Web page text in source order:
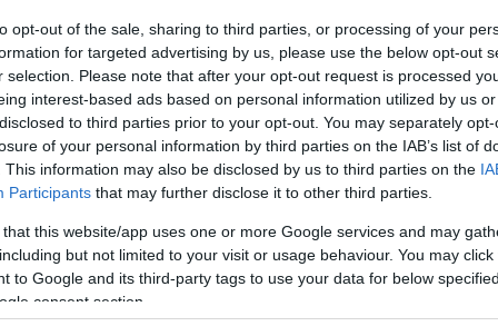
opt-out of the sale, sharing to third parties, or processing of your
for targeted advertising by us, please use the below opt-out
selection. Please note that after your opt-out request is processed
interest-based ads based on personal information utilized by us
to third parties prior to your opt-out. You may separately
of your personal information by third parties on the IAB’s list of
This information may also be disclosed by us to third parties on the
Participants that may further disclose it to other third parties.
that this website/app uses one or more Google services and may
but not limited to your visit or usage behaviour. You may
to Google and its third-party tags to use your data for below
consent section.
Lánchíd Utcai Sport Általános Iskola felújítása körüli
be, nehezen lehetne elmenni egy olyan projekt
az épület és az elektromos hálózat
míg egy harmadik forrásból 15 milliót egy
a Holdról is jól látszó büdzsé 2022
ígértek az iskolának, akkori áron nettó 2,350
és Szilárdnak milyen emlékei vannak a